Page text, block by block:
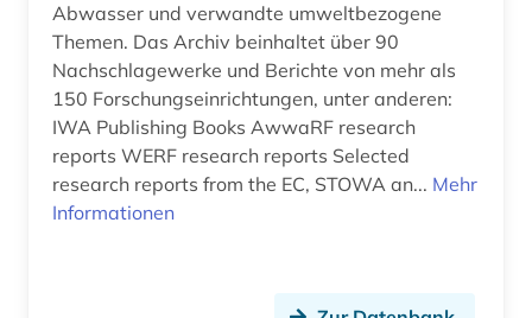
Abwasser und verwandte umweltbezogene
Themen. Das Archiv beinhaltet über 90
Nachschlagewerke und Berichte von mehr als
150 Forschungseinrichtungen, unter anderen:
IWA Publishing Books AwwaRF research
reports WERF research reports Selected
research reports from the EC, STOWA an... Mehr
Informationen